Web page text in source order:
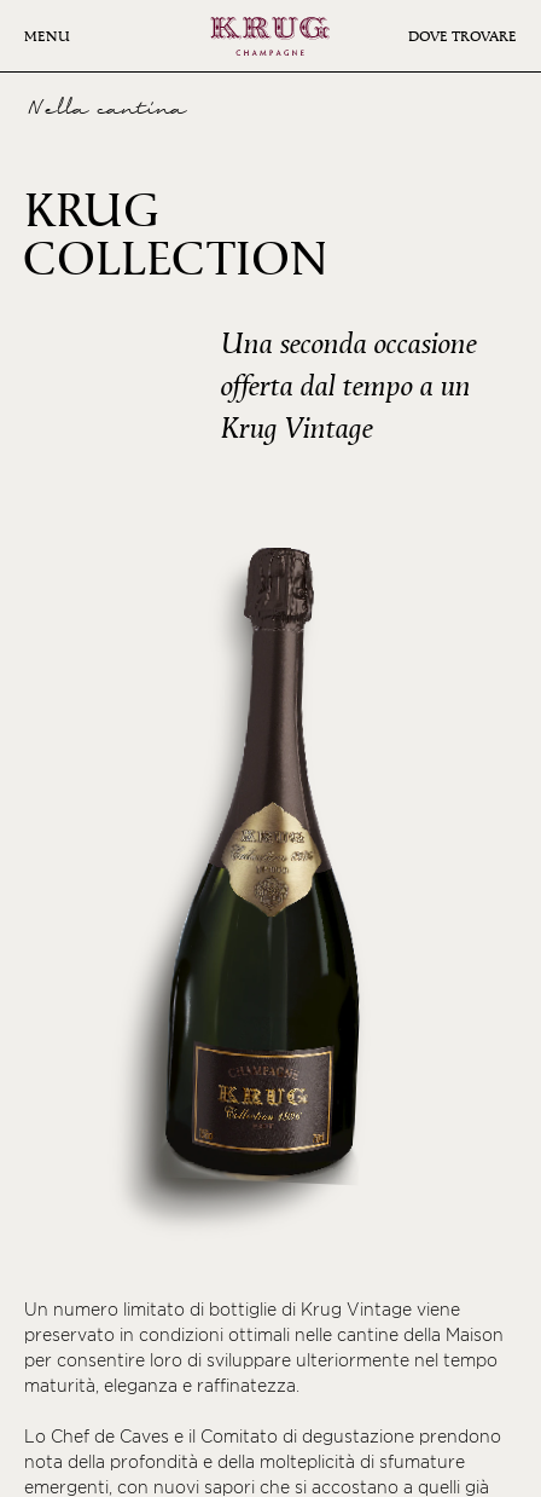
MENU DOVE TROVARE
Nella cantina
KRUG
COLLECTION
Una seconda occasione
offerta dal tempo a un
Krug Vintage
Un numero limitato di bottiglie di Krug Vintage viene
preservato in condizioni ottimali nelle cantine della Maison
per consentire loro di sviluppare ulteriormente nel tempo
maturità, eleganza e raffinatezza.
Lo Chef de Caves e il Comitato di degustazione prendono
nota della profondità e della molteplicità di sfumature
emergenti, con nuovi sapori che si accostano a quelli già